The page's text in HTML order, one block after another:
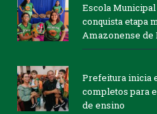
Escola
conquista etapa
Amazonense de
Prefeitura inicia
completos para
de ensino